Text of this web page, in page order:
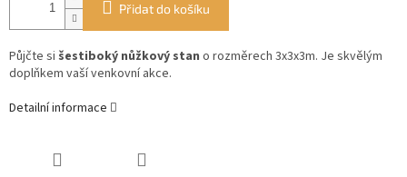
Přidat do košíku
Půjčte si šestiboký nůžkový stan o rozměrech 3x3x3m. Je skvělým
doplňkem vaší venkovní akce.
Detailní informace